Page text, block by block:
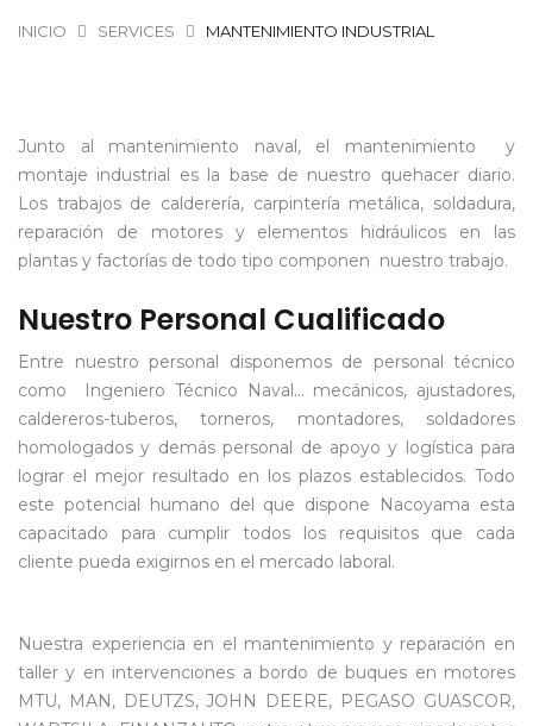
INICIO SERVICES MANTENIMIENTO INDUSTRIAL
Junto al mantenimiento naval, el mantenimiento y
montaje industrial es la base de nuestro quehacer diario.
Los trabajos de calderería, carpintería metálica, soldadura,
reparación de motores y elementos hidráulicos en las
plantas y factorías de todo tipo componen nuestro trabajo.
Nuestro Personal Cualificado
Entre nuestro personal disponemos de personal técnico
como Ingeniero Técnico Naval… mecánicos, ajustadores,
caldereros-tuberos, torneros, montadores, soldadores
homologados y demás personal de apoyo y logística para
lograr el mejor resultado en los plazos establecidos. Todo
este potencial humano del que dispone Nacoyama esta
capacitado para cumplir todos los requisitos que cada
cliente pueda exigirnos en el mercado laboral.
Nuestra experiencia en el mantenimiento y reparación en
taller y en intervenciones a bordo de buques en motores
MTU, MAN, DEUTZS, JOHN DEERE, PEGASO GUASCOR,